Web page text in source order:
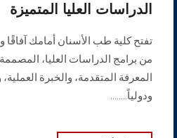
الدراسات العليا المتميزة
تفتح كلية طب الأسنان أمامك
من برامج الدراسات العليا،
المعرفة المتقدمة، والخبرة
ودولياً........